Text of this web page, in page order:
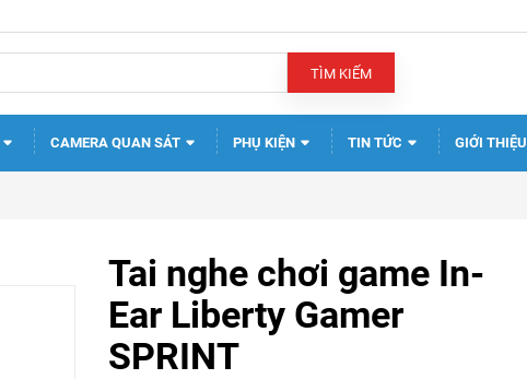
TÌM KIẾM
CAMERA QUAN SÁT PHỤ KIỆN TIN TỨC GIỚI THIỆU
Tai nghe chơi game In-
Ear Liberty Gamer
SPRINT